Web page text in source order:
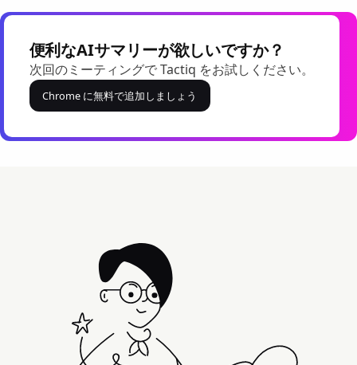
便利なAIサマリーが欲しいですか？
次回のミーティングで Tactiq をお試しください。
Chrome に無料で追加しましょう